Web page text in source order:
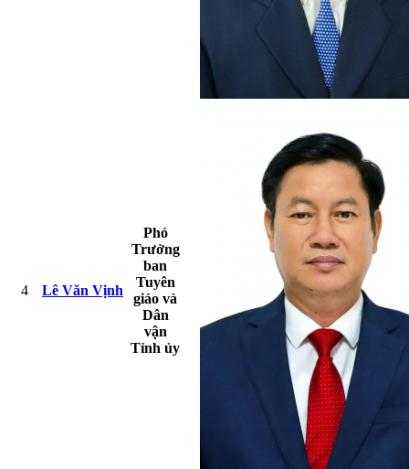
4 Lê Văn Vịnh
Phó
Trưởng
ban
Tuyên
giáo và
Dân
vận
Tỉnh ủy